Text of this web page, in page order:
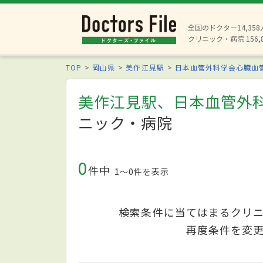
全国のドクター14,358
クリニック・病院
TOP 岡山県 美作江見駅 日本血管外科学会心臓血
美作江見駅、日本血管外
ニック・病院
0件中 1〜0件を表示
検索条件に当てはまるクリ
再度条件を変